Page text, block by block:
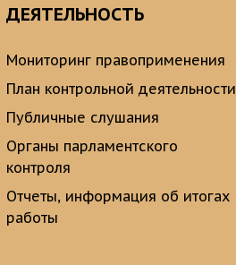
ДЕЯТЕЛЬНОСТЬ
Мониторинг правоприменения
План контрольной деятельности
Публичные слушания
Органы парламентского
контроля
Отчеты, информация об итогах
работы